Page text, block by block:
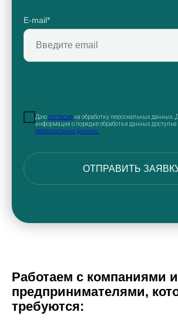
E-mail*
Даюсогласие на обработку персональных данных.
информация о порядке обработки данных доступна
персональных данных.
ОТПРАВИТЬ
Работаем с компаниями и
предпринимателями,
требуются: